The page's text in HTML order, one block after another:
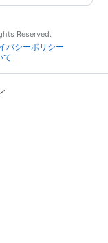
Reserved.
バシーポリシー
て